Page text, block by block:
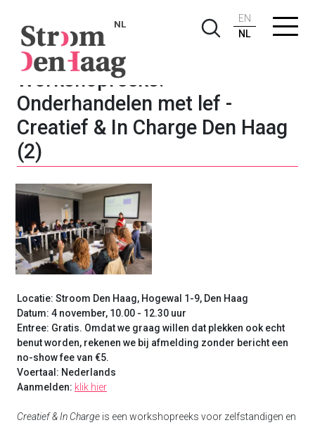
NL
EN
NL
Workshopreeks:
Onderhandelen met lef -
Creatief & In Charge Den Haag
(2)
Locatie: Stroom Den Haag, Hogewal 1-9, Den Haag
Datum: 4 november, 10.00 - 12.30 uur
Entree: Gratis. Omdat we graag willen dat plekken ook echt
benut worden, rekenen we bij afmelding zonder bericht een
no-show fee van €5.
Voertaal: Nederlands
Aanmelden: klik hier
Creatief & In Charge is een workshopreeks voor zelfstandigen en